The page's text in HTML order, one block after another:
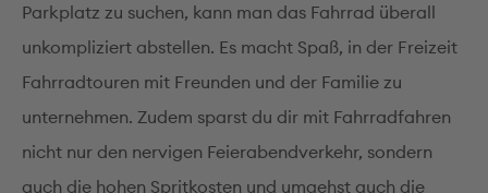
Parkplatz zu suchen, kann man das Fahrrad überall
unkompliziert abstellen. Es macht Spaß, in der Freizeit
Fahrradtouren mit Freunden und der Familie zu
unternehmen. Zudem sparst du dir mit Fahrradfahren
nicht nur den nervigen Feierabendverkehr, sondern
auch die hohen Spritkosten und umgehst auch die